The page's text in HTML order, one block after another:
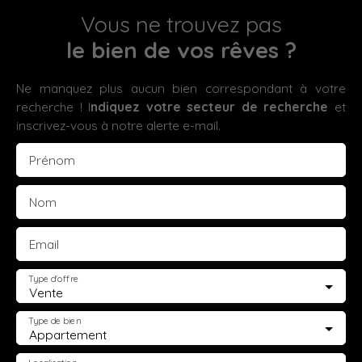
Vous ne trouvez pas
le bien de vos rêves ?
Ne manquez plus aucun bien correspondant à votre
recherche ! Indiquez votre secteur de recherche et
inscrivez-vous à notre alerte e-mail.
Prénom
Nom
Email
Vente
Type d'offre
Appartement
Type de bien